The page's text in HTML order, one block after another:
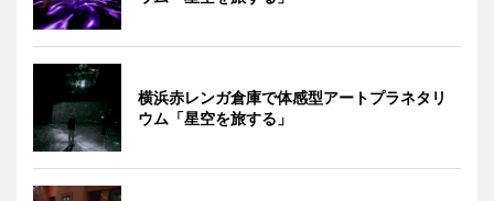
横浜赤レンガ倉庫で体感型アートプラネタリ
ウム「星空を旅する」